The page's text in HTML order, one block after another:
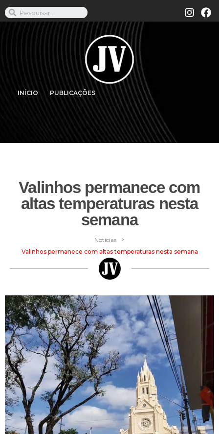
INÍCIO PUBLICAÇÕES
Valinhos permanece com
altas temperaturas nesta
semana
Notícias >
Valinhos permanece com altas temperaturas nesta semana